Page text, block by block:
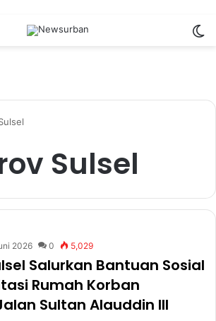
for
Sulsel
2026 0 5,029
Salurkan Bantuan Sosial
Rumah Korban
Sultan Alauddin III